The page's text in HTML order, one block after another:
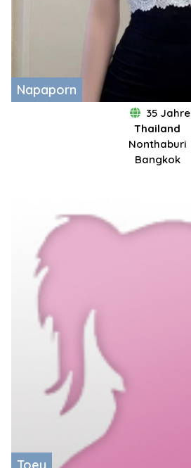
Napaporn
35 Jahre
Thailand
Nonthaburi
Bangkok